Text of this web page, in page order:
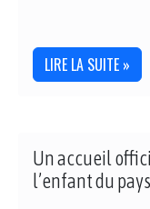
LIRE LA SUITE »
Un accueil
l’enfant du